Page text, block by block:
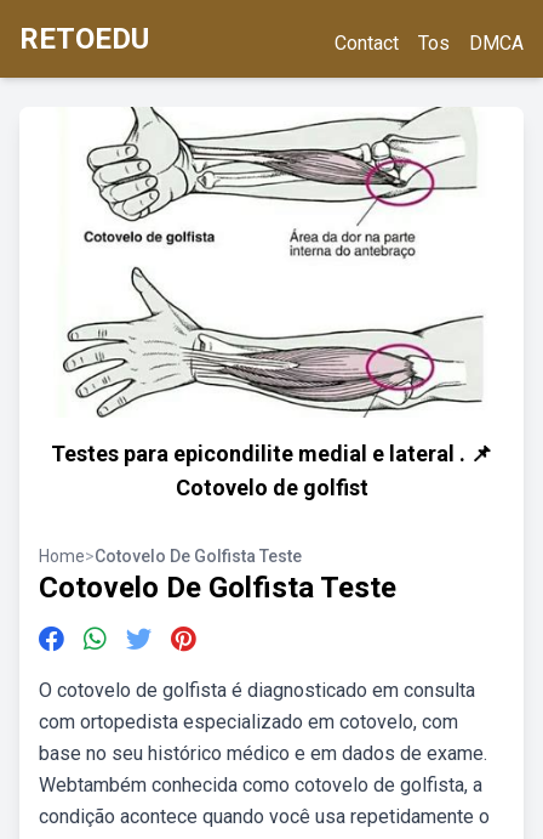
RETOEDU Contact Tos DMCA
Testes para epicondilite medial e lateral . 📌
Cotovelo de golfist
Home>Cotovelo De Golfista Teste
Cotovelo De Golfista Teste
O cotovelo de golfista é diagnosticado em consulta
com ortopedista especializado em cotovelo, com
base no seu histórico médico e em dados de exame.
Webtambém conhecida como cotovelo de golfista, a
condição acontece quando você usa repetidamente o